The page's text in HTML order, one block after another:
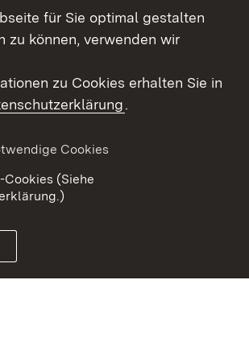
Erklärung zur
für Sie optimal gestalten
zu können, verwenden wir
zu Cookies erhalten Sie in
.
Cookies
(Siehe